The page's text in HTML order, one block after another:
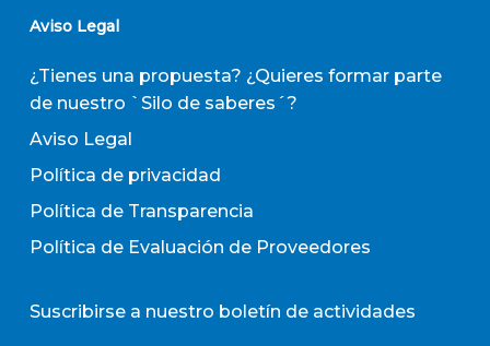
Aviso Legal
¿Tienes una propuesta? ¿Quieres formar parte
de nuestro `Silo de saberes´?
Aviso Legal
Política de privacidad
Política de Transparencia
Política de Evaluación de Proveedores
Suscribirse a nuestro boletín de actividades